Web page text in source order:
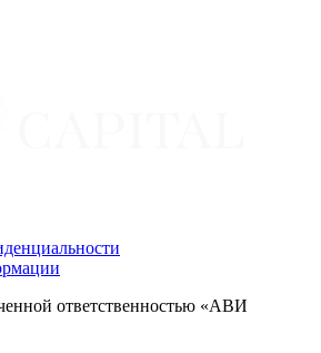
ответственностью «АВИ